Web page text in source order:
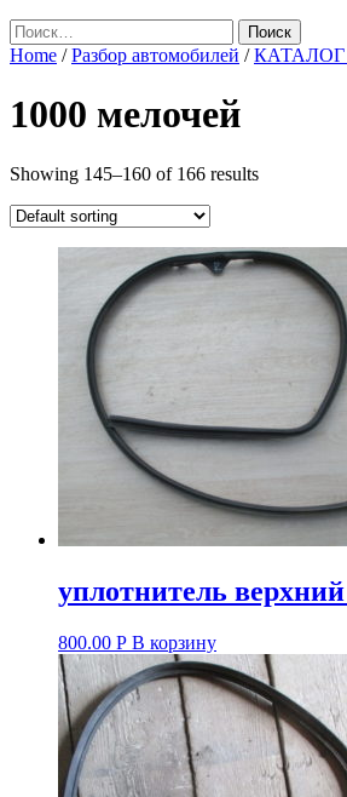
Найти:
Home /Разбор автомобилей /
1000 мелочей
Showing 145–160 of 166 results
уплотнитель
800.00 Р В корзину